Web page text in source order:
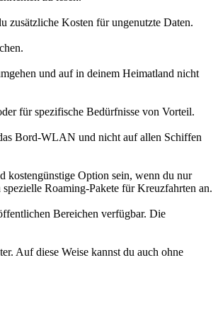
zusätzliche Kosten für ungenutzte Daten.
und auf in deinem Heimatland nicht
für spezifische Bedürfnisse von Vorteil.
Bord-WLAN und nicht auf allen Schiffen
kostengünstige Option sein, wenn du nur
spezielle Roaming-Pakete für Kreuzfahrten an.
Bereichen verfügbar. Die
Auf diese Weise kannst du auch ohne